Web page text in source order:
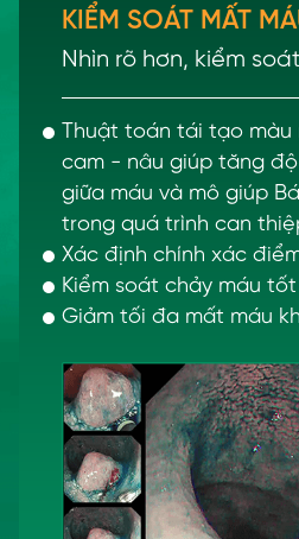
KIỂM SOÁT MẤT
Nhìn rõ hơn, kiểm
Thuật toán tái tạo màu
cam - nâu giúp tăng
giữa máu và mô giúp
trong quá trình can
Xác định chính xác
Kiểm soát chảy máu tốt
Giảm tối đa mất máu